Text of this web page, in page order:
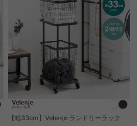
【幅33cm】Velenje ランドリーラック